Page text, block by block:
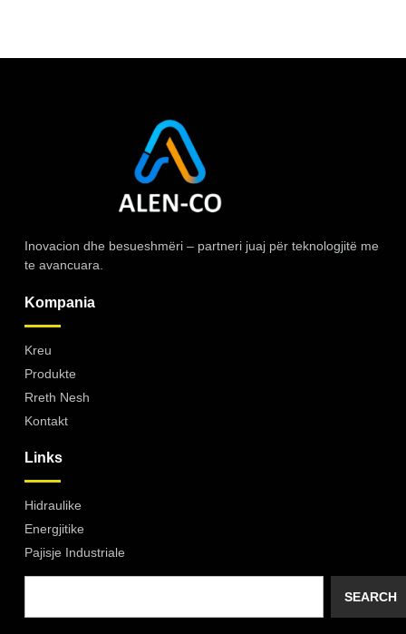
Inovacion dhe besueshmëri – partneri juaj për teknologjitë me
te avancuara.
Kompania
Kreu
Produkte
Rreth Nesh
Kontakt
Links
Hidraulike
Energjitike
Pajisje Industriale
SEARCH